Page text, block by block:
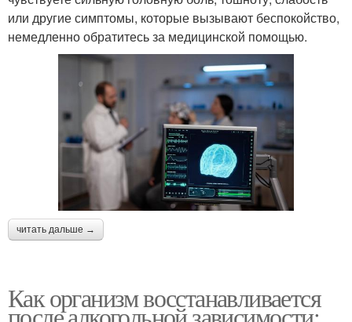
или другие симптомы, которые вызывают беспокойство,
немедленно обратитесь за медицинской помощью.
читать дальше →
Как организм восстанавливается